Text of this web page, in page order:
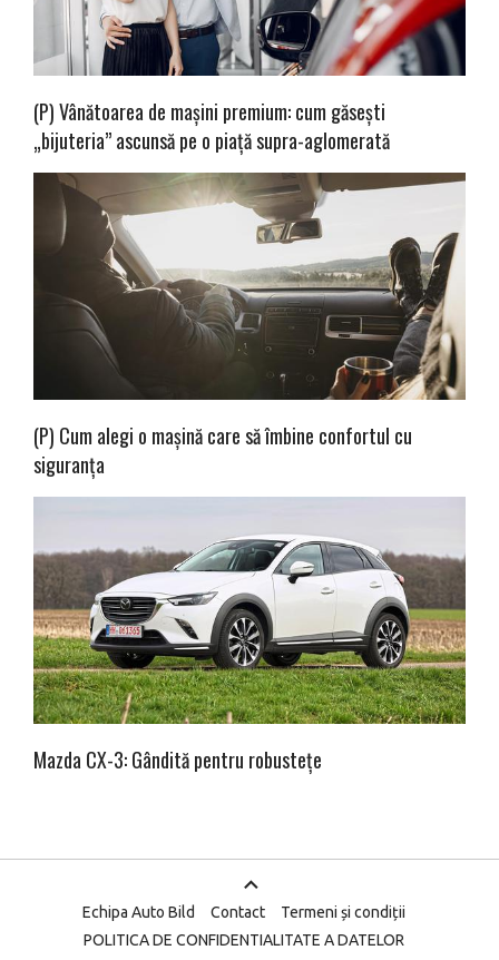
(P) Vânătoarea de mașini premium: cum găsești
„bijuteria” ascunsă pe o piață supra-aglomerată
(P) Cum alegi o mașină care să îmbine confortul cu
siguranța
Mazda CX-3: Gândită pentru robustețe
Echipa Auto Bild Contact
Termeni și condiții
POLITICA DE CONFIDENTIALITATE A DATELOR